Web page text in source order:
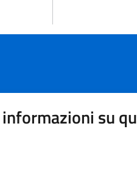
su